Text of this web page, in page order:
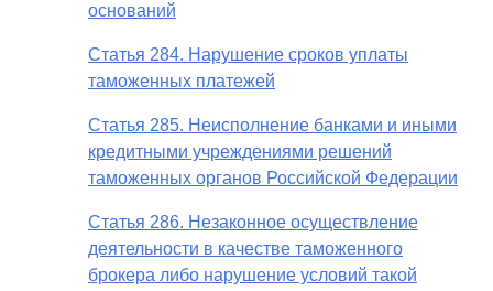
оснований
Статья 284. Нарушение сроков уплаты
таможенных платежей
Статья 285. Неисполнение банками и иными
кредитными учреждениями решений
таможенных органов Российской Федерации
Статья 286. Незаконное осуществление
деятельности в качестве таможенного
брокера либо нарушение условий такой